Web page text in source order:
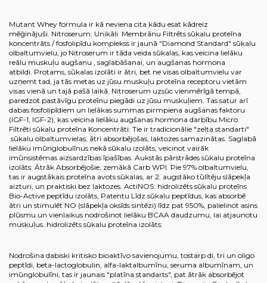
Mutant Whey formula ir kā neviena cita kādu esat kādreiz
mēģinājuši. Nitroserum: Unikāli Membrānu Filtrēts sūkalu proteīna
koncentrāts / fosfolipīdu komplekss ir jaunā "Diamond Standard" sūkalu
olbaltumvielu, jo Nitroserum ir tāda veida sūkalas, kas veicina lielāku
reālu muskuļu augšanu , saglabāšanai, un augšanas hormona
atbildi. Protams, sūkalas izolāti ir ātri, bet ne visas olbaltumvielu var
uzņemt tad, ja tās metas uz jūsu muskuļu proteīna receptoru vietām
visas vienā un tajā pašā laikā. Nitroserum uzsūc vienmērīgā tempā,
paredzot pastāvīgu proteīnu piegādi uz jūsu muskuļiem. Tas satur arī
dabas fosfolipīdiem un lielākas summas pirmpiena augšanas faktoru
(IGF-1, IGF-2), kas veicina lielāku augšanas hormona darbību.Micro
Filtrēti sūkalu proteīna Koncentrāti: Tie ir tradicionālie "zelta standarti"
sūkalu olbaltumvielas, ātri absorbējošas, laktozes samazinātas. Saglabā
lielāku imūnglobulīnus nekā sūkalu izolāts, veicinot vairāk
imūnsistēmas aizsardzības īpašības. Aukstās pārstrādes sūkalu proteīna
izolāts: Ātrāk Absorbējošie, zemākā Carb WPI. Pie 97% olbaltumvielu,
tas ir augstākais proteīna avots sūkalas, ar 2. augstāko tūlītēju slāpekļa
aizturi, un praktiski bez laktozes. ActiNOS: hidrolizēts sūkalu proteīns
Bio-Active peptīdu izolāts, Patentu Līdz sūkalu peptīdus, kas absorbē
ātri un stimulēt NO (slāpekļa oksīds sintēzi) līdz pat 950%, palielinot asins
plūsmu un vienlaikus nodrošinot lielāku BCAA daudzumu, lai atjaunotu
muskuļus. hidrolizēts sūkalu proteīna izolāts:
Nodrošina dabiski kritisko bioaktīvo savienojumu, tostarp di, tri un oligo
peptīdi, beta-lactoglobulin, alfa-laktalbumīnu, seruma albumīnam, un
imūnglobulīni, tas ir jaunais "platīna standarts", pat ātrāk absorbējot